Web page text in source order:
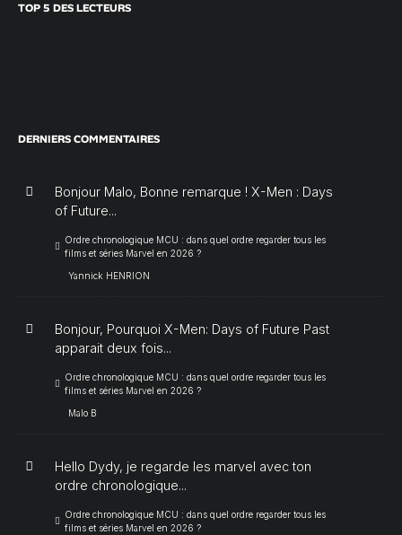
TOP 5 DES LECTEURS
DERNIERS COMMENTAIRES
Bonjour Malo, Bonne remarque ! X-Men : Days
of Future...
Ordre chronologique MCU : dans quel ordre regarder tous les
films et séries Marvel en 2026 ?
Yannick HENRION
Bonjour, Pourquoi X-Men: Days of Future Past
apparait deux fois...
Ordre chronologique MCU : dans quel ordre regarder tous les
films et séries Marvel en 2026 ?
Malo B
Hello Dydy, je regarde les marvel avec ton
ordre chronologique...
Ordre chronologique MCU : dans quel ordre regarder tous les
films et séries Marvel en 2026 ?